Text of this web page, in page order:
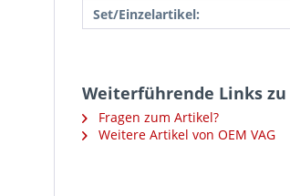
Set/Einzelartikel:
Weiterführende Links
Fragen zum Artikel?
Weitere Artikel von OEM VAG